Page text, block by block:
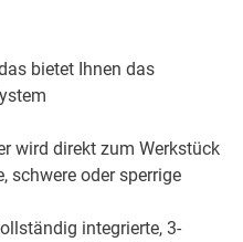
bietet Ihnen das
wird direkt zum Werkstück
schwere oder sperrige
integrierte, 3-